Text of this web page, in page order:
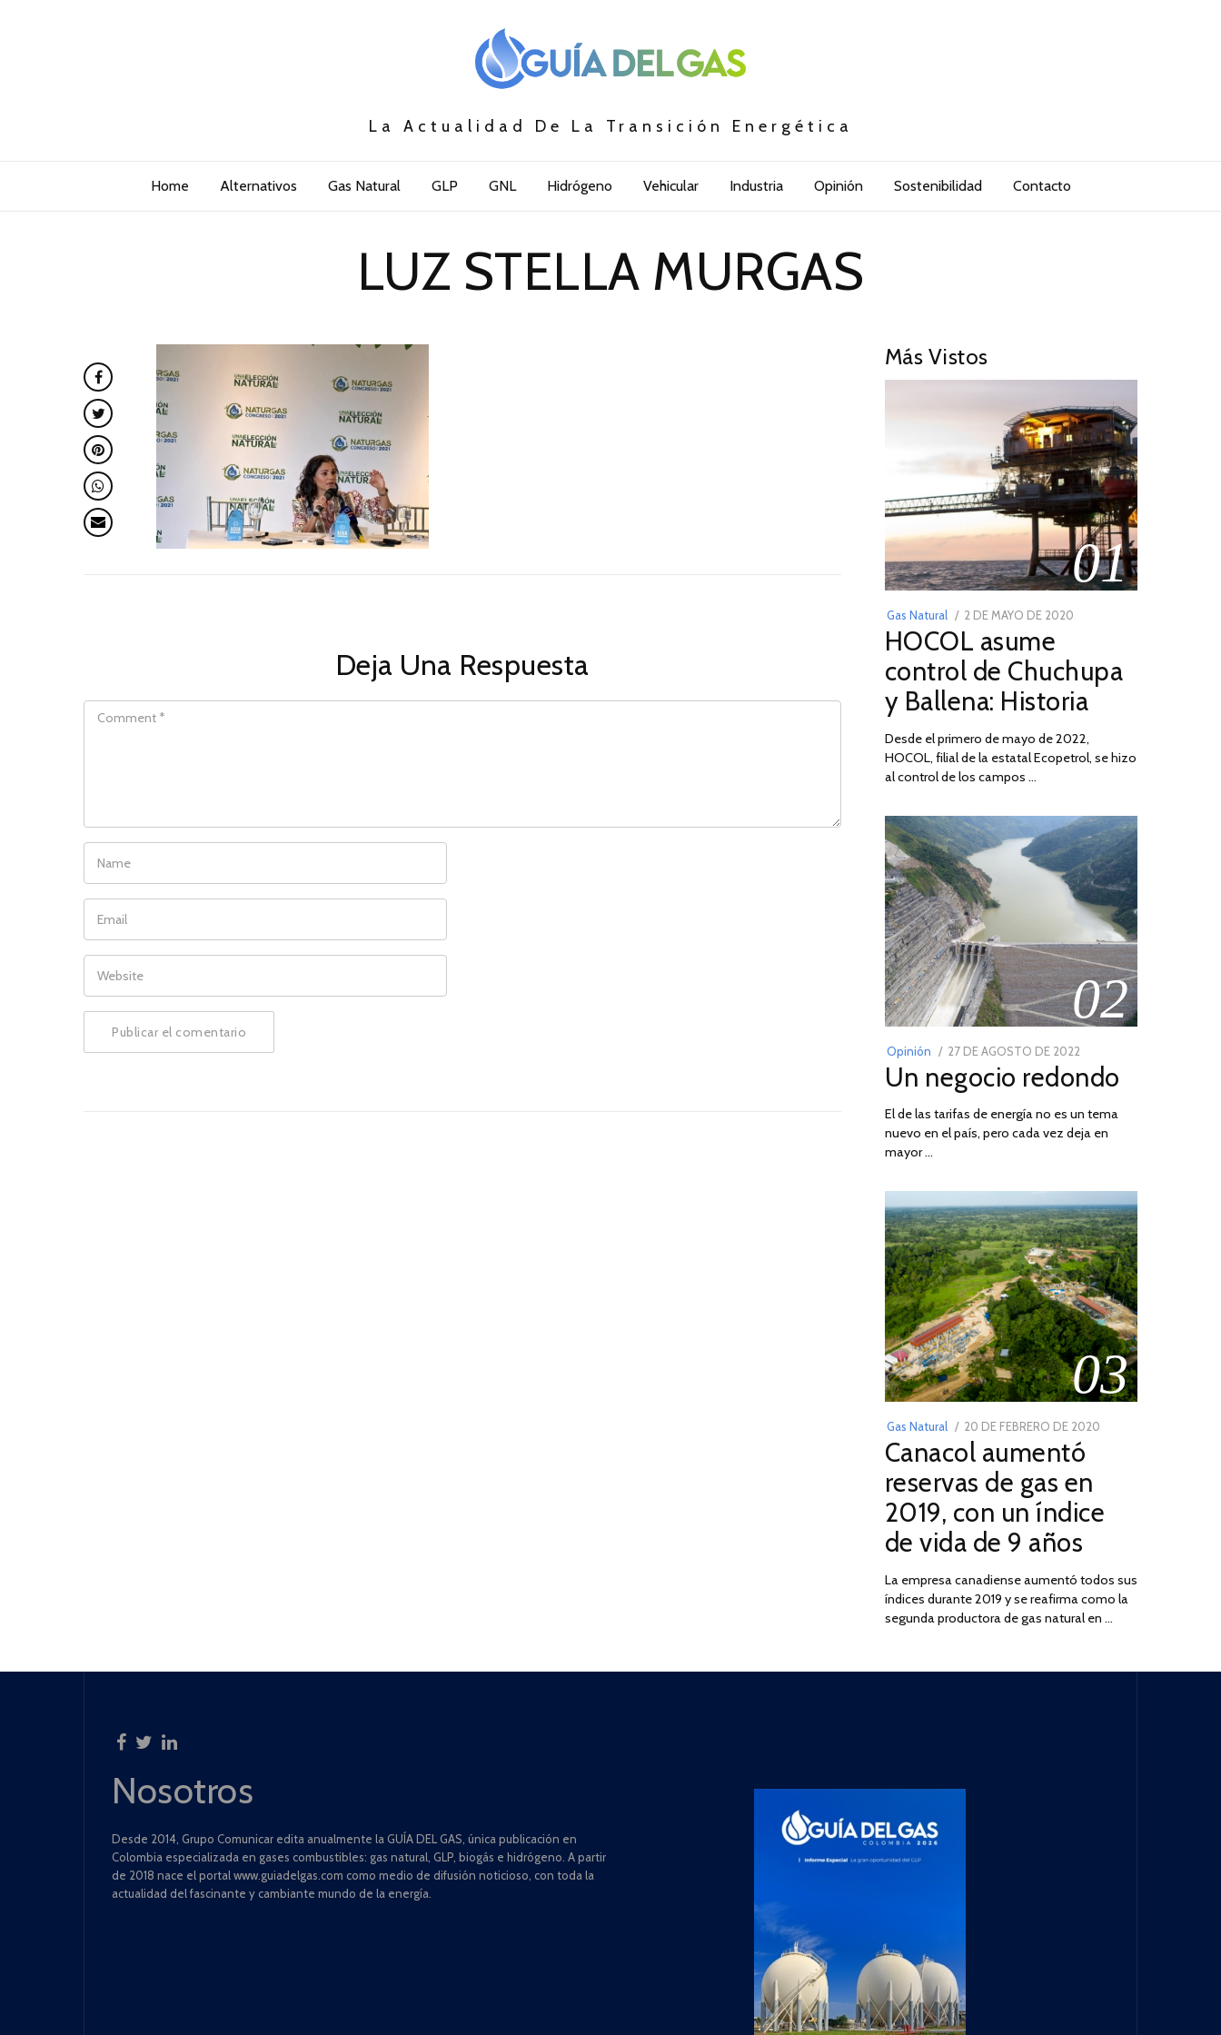
La Actualidad De La Transición Energética
Home Alternativos Gas Natural GLP GNL Hidrógeno Vehicular Industria Opinión Sostenibilidad Contacto
LUZ STELLA MURGAS
Deja Una Respuesta
Más Vistos
01
Gas Natural
POSTED
ON
2 DE MAYO DE 2020
DE
2026
HOCOL asume
control de Chuchupa
y Ballena: Historia
Desde el primero de mayo de 2022,
HOCOL, filial de la estatal Ecopetrol, se hizo
al control de los campos …
02
Opinión
POSTED
ON
27 DE AGOSTO DE 2022
DE
DE
2022
Un negocio redondo
El de las tarifas de energía no es un tema
nuevo en el país, pero cada vez deja en
mayor …
03
Gas Natural
POSTED
ON
20 DE FEBRERO DE 2020
2025
Canacol aumentó
reservas de gas en
2019, con un índice
de vida de 9 años
La empresa canadiense aumentó todos sus
índices durante 2019 y se reafirma como la
segunda productora de gas natural en …
Nosotros
Desde 2014, Grupo Comunicar edita anualmente la GUÍA DEL GAS, única publicación en
Colombia especializada en gases combustibles: gas natural, GLP, biogás e hidrógeno. A partir
de 2018 nace el portal www.guiadelgas.com como medio de difusión noticioso, con toda la
actualidad del fascinante y cambiante mundo de la energía.